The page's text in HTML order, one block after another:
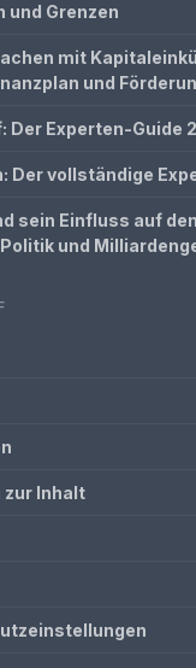
und Grenzen
mit
und
Der Experten-Guide
Der vollständige
sein Einfluss auf
und
Inhalt